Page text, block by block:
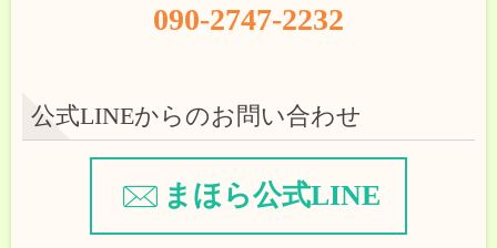
090-2747-2232
公式LINEからのお問い合わせ
まほら公式LINE